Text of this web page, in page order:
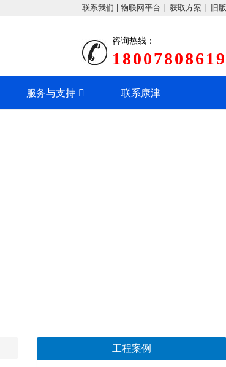
联系我们 物联网平台 获取方案 旧版
咨询热线：
18007808619
服务与支持 联系康津
工程案例